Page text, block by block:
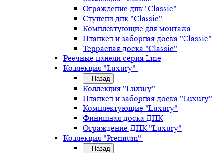
Ограждение дпк "Classic"
Ступени дпк "Classic"
Комплектующие для монтажа
Планкен и заборная доска "Classic"
Террасная доска "Classic"
Реечные панели серия Line
Коллекция "Luxury"
Назад
Коллекция "Luxury"
Планкен и заборная доска "Luxury"
Комплектующие "Luxury"
Финишная доска ДПК
Ограждение ДПК "Luxury"
Коллекция "Premium"
Назад